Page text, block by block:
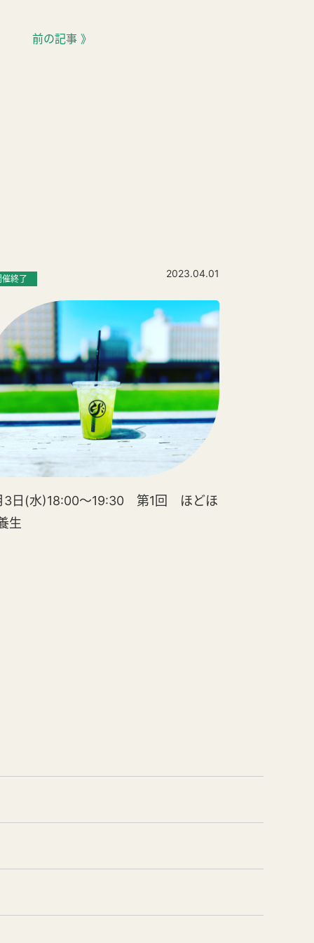
前の記事 》
催終了 2023.04.01
3日(水)18:00～19:30 第1回 ほどほ
生